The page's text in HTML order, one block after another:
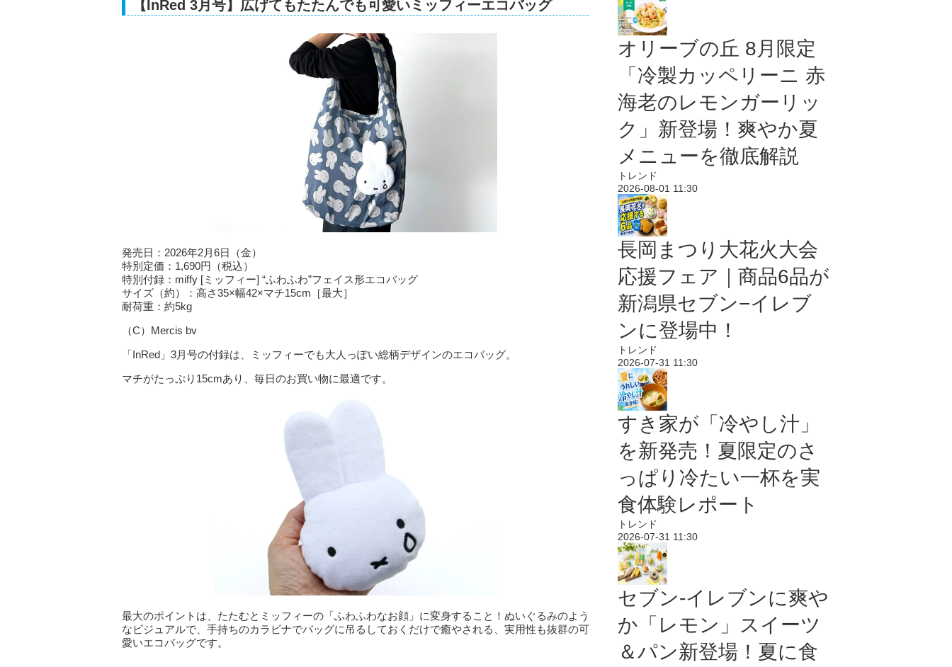
【InRed 3月号】広げてもたたんでも可愛いミッフィーエコバッグ
発売日：2026年2月6日（金）
特別定価：1,690円（税込）
特別付録：miffy [ミッフィー] “ふわふわ”フェイス形エコバッグ
サイズ（約）：高さ35×幅42×マチ15cm［最大］
耐荷重：約5kg
（C）Mercis bv
「InRed」3月号の付録は、ミッフィーでも大人っぽい総柄デザインのエコバッグ。
マチがたっぷり15cmあり、毎日のお買い物に最適です。
最大のポイントは、たたむとミッフィーの「ふわふわなお顔」に変身すること！ぬいぐるみのよう
なビジュアルで、手持ちのカラビナでバッグに吊るしておくだけで癒やされる、実用性も抜群の可
愛いエコバッグです。
オリーブの丘 8月限定
「冷製カッペリーニ 赤
海老のレモンガーリッ
ク」新登場！爽やか夏
メニューを徹底解説
トレンド
2026-08-01 11:30
長岡まつり大花火大会
応援フェア｜商品6品が
新潟県セブン−イレブ
ンに登場中！
トレンド
2026-07-31 11:30
すき家が「冷やし汁」
を新発売！夏限定のさ
っぱり冷たい一杯を実
食体験レポート
トレンド
2026-07-31 11:30
セブン‐イレブンに爽や
か「レモン」スイーツ
＆パン新登場！夏に食